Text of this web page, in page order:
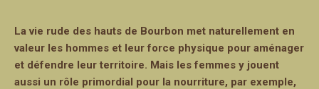
La vie rude des hauts de Bourbon met naturellement en
valeur les hommes et leur force physique pour aménager
et défendre leur territoire. Mais les femmes y jouent
aussi un rôle primordial pour la nourriture, par exemple,